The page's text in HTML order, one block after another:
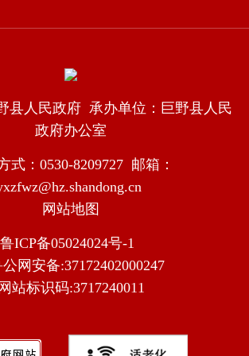
县人民政府 承办单位：巨野县人民
政府办公室
式：0530-8209727 邮箱：
网站地图
鲁ICP备05024024号-1
网安备:37172402000247
网站标识码:3717240011